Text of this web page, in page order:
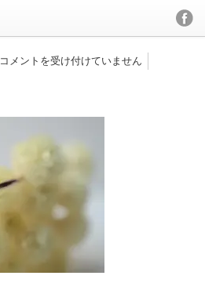
コメントを受け付けていません